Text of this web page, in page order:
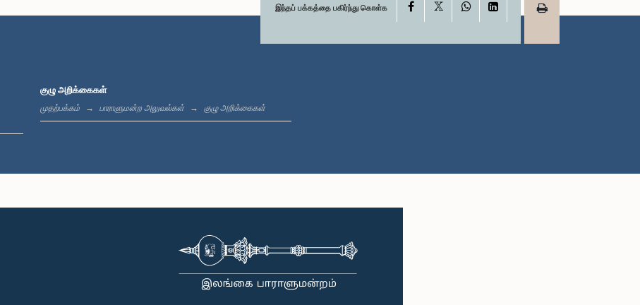
இந்தப் பக்கத்தை பகிர்ந்து கொள்க Facebook WhatsAppLinkedIn
குழு அறிக்கைகள்
முதற்பக்கம் பாராளுமன்ற அலுவல்கள் குழு அறிக்கைகள்